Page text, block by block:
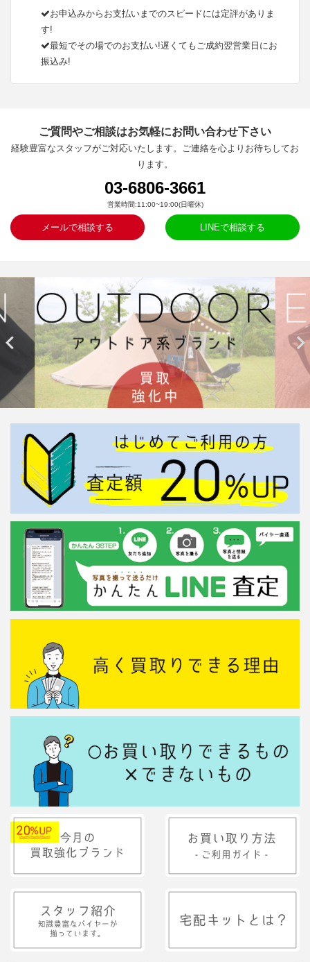
お申込みからお支払いまでのスピードには定評がありま
す!
最短でその場でのお支払い!遅くてもご成約翌営業日にお
振込み!
ご質問やご相談はお気軽にお問い合わせ下さい
経験豊富なスタッフがご対応いたします。ご連絡を心よりお待ちしてお
ります。
03-6806-3661
営業時間:11:00~19:00(日曜休)
メールで相談する LINEで相談する
 